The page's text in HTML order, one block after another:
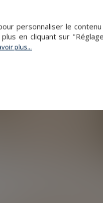
personnaliser le
en cliquant sur
plus...